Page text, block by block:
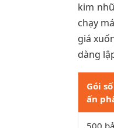
kim
chạy
giá
dàng
Gói
ấn